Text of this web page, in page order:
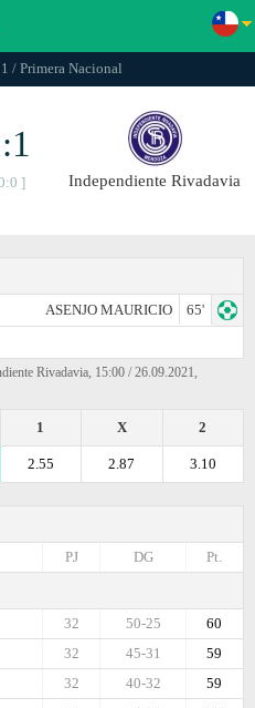
/ Primera Nacional
] Independiente Rivadavia
ASENJO MAURICIO
65'
Rivadavia, 15:00 / 26.09.2021,
2
X
1
3.10
2.87
2.55
Pt.
DG
PJ
60
50-25
32
59
45-31
32
59
40-32
32